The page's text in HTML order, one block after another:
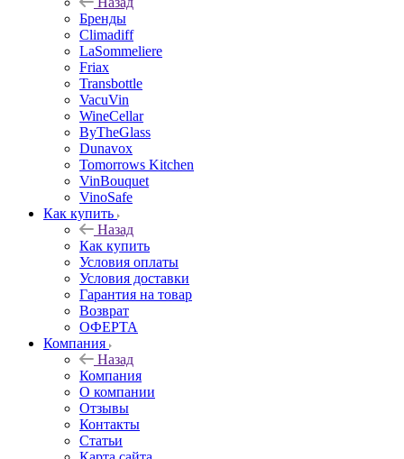
Бренды
Climadiff
LaSommeliere
Friax
Transbottle
VacuVin
WineCellar
ByTheGlass
Dunavox
Tomorrows Kitchen
VinBouquet
VinoSafe
Как купить
Назад
Как купить
Условия оплаты
Условия доставки
Гарантия на товар
Возврат
ОФЕРТА
Компания
Назад
Компания
О компании
Отзывы
Контакты
Статьи